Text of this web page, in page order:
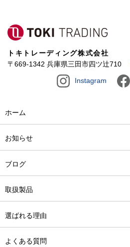
トキトレーディング株式会社
〒669-1342 兵庫県三田市四ツ辻710
Instagram
ホーム
お知らせ
ブログ
取扱製品
選ばれる理由
よくある質問